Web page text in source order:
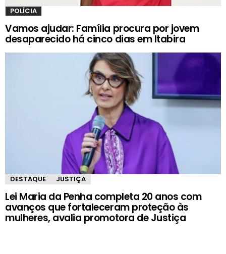
POLÍCIA
Vamos ajudar: Família procura por jovem
desaparecido há cinco dias em Itabira
DESTAQUE JUSTIÇA
Lei Maria da Penha completa 20 anos com
avanços que fortaleceram proteção às
mulheres, avalia promotora de Justiça